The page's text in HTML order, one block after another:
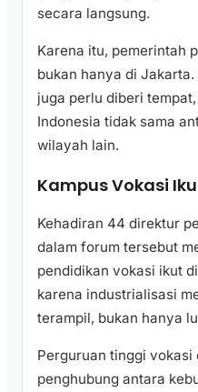
secara langsung.
Karena itu, pemerintah
bukan hanya di
juga perlu diberi
Indonesia tidak sama
wilayah lain.
Kampus Vokasi
Kehadiran 44 direktur
dalam forum tersebut
pendidikan vokasi ikut
karena industrialisasi
terampil, bukan hanya
Perguruan tinggi vokasi
penghubung antara